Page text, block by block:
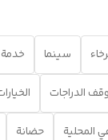
سينما
الدراجات
المحلية حضانة